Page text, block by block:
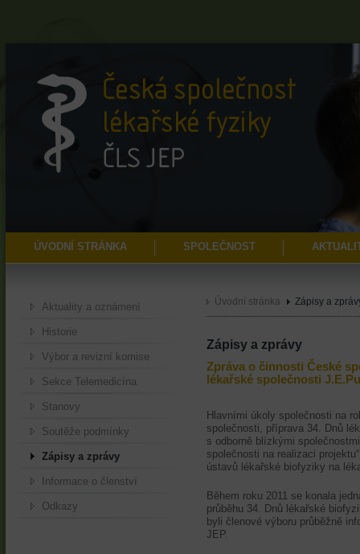
ÚVODNÍ STRÁNKA SPOLEČNOST
Aktuality a oznámení
Historie
Výbor a revizní komise
Sekce Telemedicína
Stanovy
Soutěže podmínky
Zápisy a zprávy
Informace o členství
Odkazy
Úvodní stránka Zápisy a
Zápisy a zprávy
Zpráva o činnosti České
lékařské společnosti
Hlavními úkoly společnosti na
společnosti, příprava 34. Dnů
s odborně blízkými
společnosti na realizaci
ústavů lékařské biofyziky na
Během roku 2011 se konala
průběhu 34. Dnů lékařské
byli členové výboru průběžně
JEP.